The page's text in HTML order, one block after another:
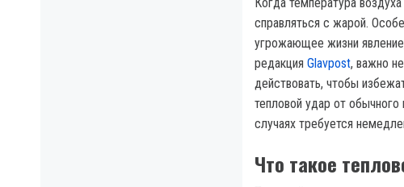
Когда температура
справляться с жарой.
угрожающее жизни
редакция Glavpost, важно
действовать, чтобы
тепловой удар от обычного
случаях требуется
Что такое